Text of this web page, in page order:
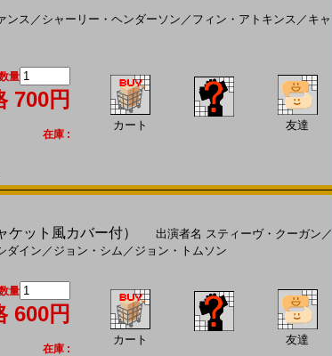
ンス ／ シャーリー・ヘンダーソン ／ フィン・アトキンス ／ キャ
量
700円
在庫 :
カート 友達
ット風カバー付） 出演者名 スティーヴ・クーガン ／
ダイン ／ ジョン・シム ／ ジョン・トムソン
量
600円
在庫 :
カート 友達